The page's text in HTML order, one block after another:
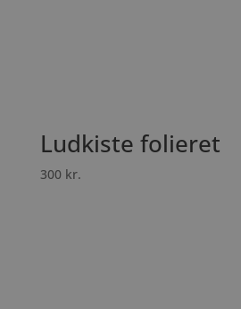
Ludkiste folieret
300 kr.